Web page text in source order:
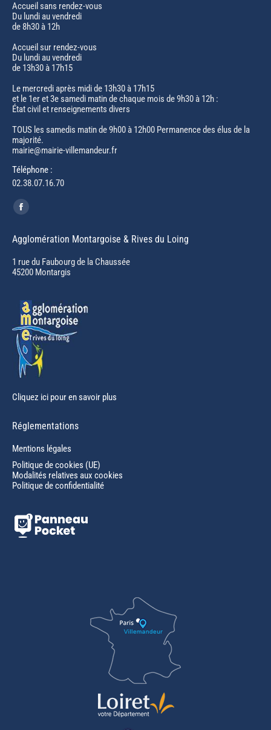
Accueil sans rendez-vous
Du lundi au vendredi
de 8h30 à 12h
Accueil sur rendez-vous
Du lundi au vendredi
de 13h30 à 17h15
Le mercredi après midi de 13h30 à 17h15
et le 1er et 3e samedi matin de chaque mois de 9h30 à 12h :
État civil et renseignements divers
TOUS les samedis matin de 9h00 à 12h00 Permanence des élus de la
majorité.
mairie@mairie-villemandeur.fr
Téléphone :
02.38.07.16.70
Trouvez nous sur :
Facebook
opens
in
new
Agglomération Montargoise & Rives du Loing
1 rue du Faubourg de la Chaussée
45200 Montargis
Cliquez ici pour en savoir plus
Réglementations
Mentions légales
Politique de cookies (UE)
Modalités relatives aux cookies
Politique de confidentialité